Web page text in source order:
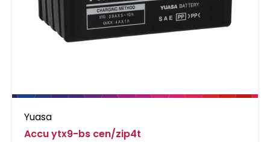
Yuasa
Accu ytx9-bs cen/zip4t